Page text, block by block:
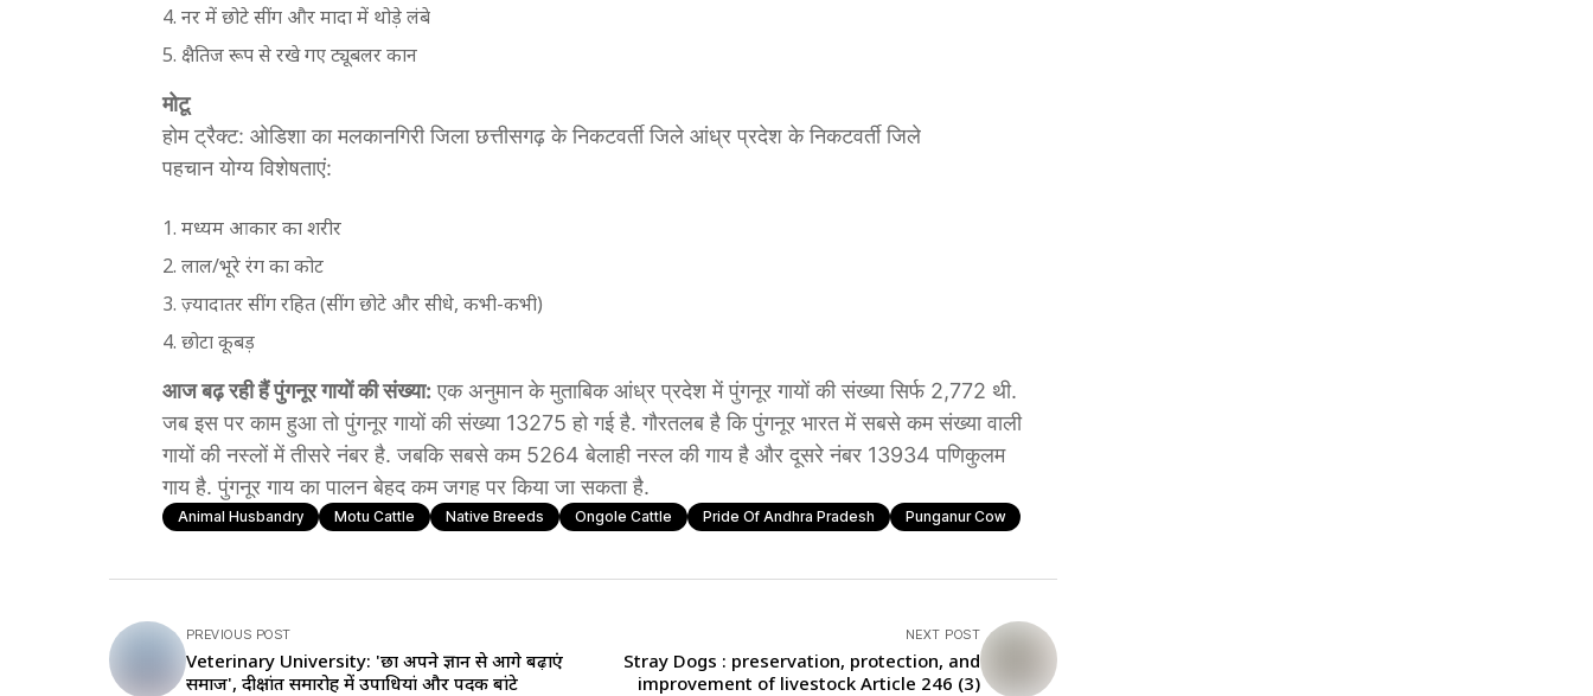
नर में छोटे सींग और मादा में थोड़े लंबे
क्षैतिज रूप से रखे गए ट्यूबलर कान
मोटू
होम ट्रैक्ट: ओडिशा का मलकानगिरी जिला छत्तीसगढ़ के निकटवर्ती जिले आंध्र प्रदेश के निकटवर्ती जिले
पहचान योग्य विशेषताएं:
मध्यम आकार का शरीर
लाल/भूरे रंग का कोट
ज़्यादातर सींग रहित (सींग छोटे और सीधे, कभी-कभी)
छोटा कूबड़
आज बढ़ रही हैं पुंगनूर गायों की संख्या: एक अनुमान के मुताबिक आंध्र प्रदेश में पुंगनूर गायों की संख्या सिर्फ 2,772 थी.
जब इस पर काम हुआ तो पुंगनूर गायों की संख्या 13275 हो गई है. गौरतलब है कि पुंगनूर भारत में सबसे कम संख्या वाली
गायों की नस्लों में तीसरे नंबर है. जबकि सबसे कम 5264 बेलाही नस्ल की गाय है और दूसरे नंबर 13934 पणिकुलम
गाय है. पुंगनूर गाय का पालन बेहद कम जगह पर किया जा सकता है.
Animal Husbandry Motu Cattle Native Breeds Ongole Cattle Pride Of Andhra Pradesh Punganur Cow
PREVIOUS POST
Veterinary University: 'छात्र अपने ज्ञान से आगे बढ़ाएं
समाज', दीक्षांत समारोह में उपाधियां और पदक बांटे
NEXT POST
Stray Dogs : preservation, protection, and
improvement of livestock Article 246 (3)